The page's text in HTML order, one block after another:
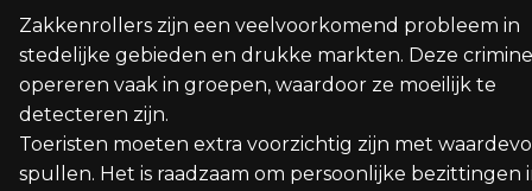
Zakkenrollers zijn een veelvoorkomend probleem in
stedelijke gebieden en drukke markten. Deze
opereren vaak in groepen, waardoor ze moeilijk te
detecteren zijn.
Toeristen moeten extra voorzichtig zijn met
spullen. Het is raadzaam om persoonlijke bezittingen